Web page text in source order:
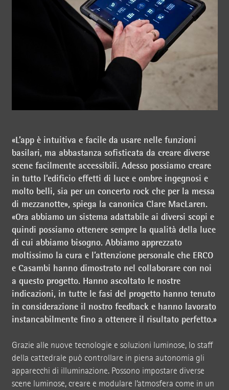
«L’app è intuitiva e facile da usare nelle funzioni
basilari, ma abbastanza sofisticata da creare diverse
scene facilmente accessibili. Adesso possiamo creare
in tutto l’edificio effetti di luce e ombre ingegnosi e
molto belli, sia per un concerto rock che per la messa
di mezzanotte», spiega la canonica Clare MacLaren.
«Ora abbiamo un sistema adattabile ai diversi scopi e
quindi possiamo ottenere sempre la qualità della luce
di cui abbiamo bisogno. Abbiamo apprezzato
moltissimo la cura e l’attenzione personale che ERCO
e Casambi hanno dimostrato nel collaborare con noi
a questo progetto. Hanno ascoltato le nostre
indicazioni, in tutte le fasi del progetto hanno tenuto
in considerazione il nostro feedback e hanno lavorato
instancabilmente fino a ottenere il risultato perfetto.»
Grazie alle nuove tecnologie e soluzioni luminose, lo staff
della cattedrale può controllare in piena autonomia gli
apparecchi di illuminazione. Possono impostare diverse
scene luminose, creare e modulare l’atmosfera come in un